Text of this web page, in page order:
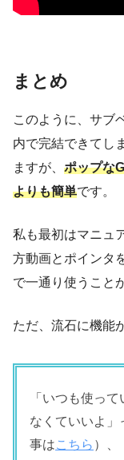
まとめ
このように、サブ
内で完結できてし
ますが、 ポップな
よりも簡単です。
私も最初はマニュ
方動画とポインタ
で一通り使うこと
ただ、流石に機能
「いつも使っ
なくていいよ」
事はこちら ）、